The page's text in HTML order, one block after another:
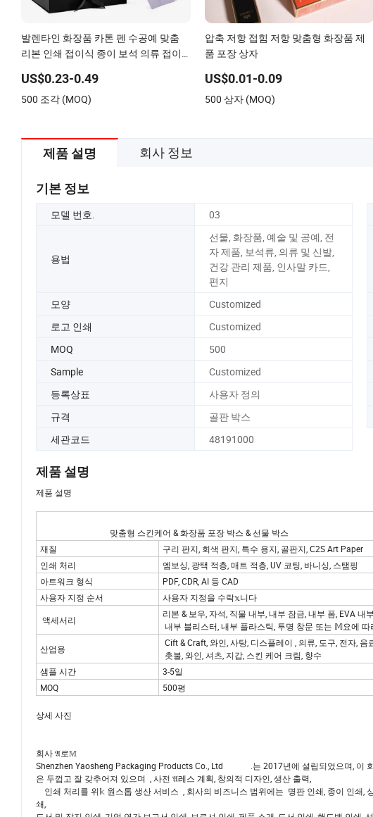
발렌타인 화장품 카톤 펜 수공예 맞춤
리본 인쇄 접이식 종이 보석 의류 접이
장 상자
US$0.23-0.49
500 조각 (MOQ)
압축 저항 접힘 저항 맞춤형 화장품 제
품 포장 상자
US$0.01-0.09
500 상자 (MOQ)
제품 설명 회사 정보
기본 정보
모델 번호. 03
용법
선물, 화장품, 예술 및 공예, 전
자 제품, 보석류, 의류 및 신발,
건강 관리 제품, 인사말 카드,
편지
모양 Customized
로고 인쇄
Customized
MOQ
500
Sample
Customized
등록상표
사용자 정의
규격
골판 박스
세관코드
48191000
제품 설명
제품 설명
맞춤형 스킨케어 & 화장품 포장 박스 & 선물 박스
재질
구리 판지, 회색 판지, 특수 용지, 골판지, C2S Art Paper
인쇄 처리
엠보싱, 광택 적층, 매트 적층, UV 코팅, 바니싱, 스탬핑
아트워크 형식
PDF, CDR, AI 등 CAD
사용자 지정 순서
사용자 지정을 수락𝕩니다
액세서리
리본 & 보우, 자석, 직물 내부, 내부 잠금, 내부 폼, EVA 내
내부 블리스터, 내부 플라스틱, 투명 창문 또는 𝕄요에 따
산업용
Cift & Craft, 와인, 사탕, 디스플레이 , 의류, 도구, 전자, 음
촛불, 와인, 셔츠, 지갑, 스킨 케어 크림, 향수
샘플 시간
3-5일
MOQ
500평
상세 사진
회사 𝔄로𝕄
Shenzhen Yaosheng Packaging Products Co., Ltd .는 2017년에 설립되었으며, 이
은 두껍고 잘 갖추어져 있으며 , 사전 𝔄레스 계획, 창의적 디자인, 생산 출력,
인쇄 처리를 위𝕜 원스톱 생산 서비스 , 회사의 비즈니스 범위에는 명판 인쇄, 종이 인
쇄,